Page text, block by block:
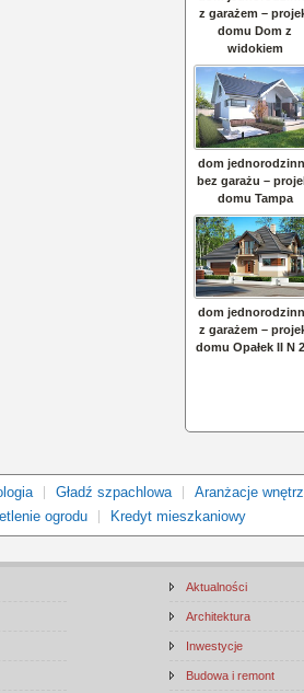
Gładź szpachlowa Aranżacje wnętrz
ogrodu Kredyt mieszkaniowy
Aktualności
Architektura
Inwestycje
Budowa i remont